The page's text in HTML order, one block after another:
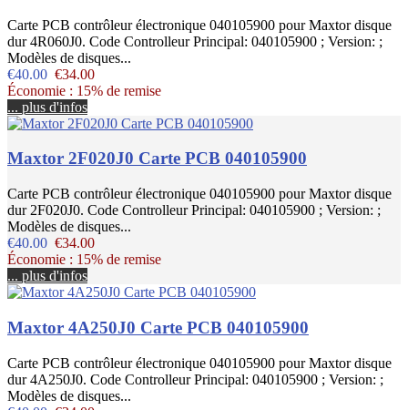
Carte PCB contrôleur électronique 040105900 pour Maxtor disque
dur 4R060J0. Code Controlleur Principal: 040105900 ; Version: ;
Modèles de disques...
€40.00 €34.00
Économie : 15% de remise
... plus d'infos
Maxtor 2F020J0 Carte PCB 040105900
Carte PCB contrôleur électronique 040105900 pour Maxtor disque
dur 2F020J0. Code Controlleur Principal: 040105900 ; Version: ;
Modèles de disques...
€40.00 €34.00
Économie : 15% de remise
... plus d'infos
Maxtor 4A250J0 Carte PCB 040105900
Carte PCB contrôleur électronique 040105900 pour Maxtor disque
dur 4A250J0. Code Controlleur Principal: 040105900 ; Version: ;
Modèles de disques...